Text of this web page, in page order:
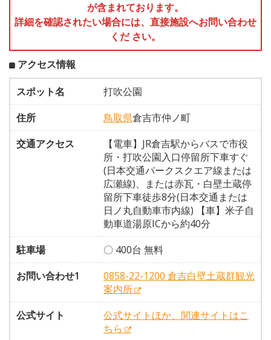
が含まれております。
詳細を確認されたい場合には、直接施設へお問い合わせ
くだ さい。
アクセス情報
スポット名
打吹公園
住所
鳥取県倉吉市仲ノ町
交通アクセス
【電車】JR倉吉駅からバスで市役
所・打吹公園入口停留所下車すぐ
(日本交通パークスクエア線または
広瀬線)、または赤瓦・白壁土蔵停
留所下車徒歩8分(日本交通または
日ノ丸自動車市内線) 【車】米子自
動車道湯原ICから約40分
駐車場
〇 400台 無料
お問い合わせ1
0858-22-1200 倉吉白壁土蔵群観光
案内所
公式サイト
公式サイトほか、関連サイトはこ
ちら